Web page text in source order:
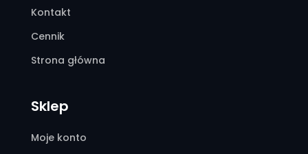
Kontakt
Cennik
Strona główna
Sklep
Moje konto